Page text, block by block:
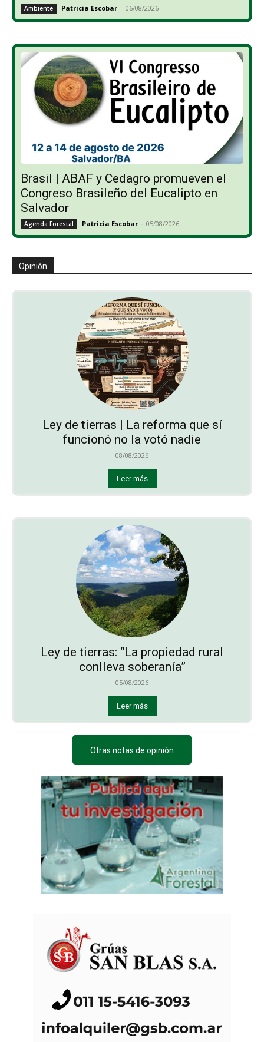
Ambiente Patricia Escobar - 06/08/2026
Brasil | ABAF y Cedagro promueven el
Congreso Brasileño del Eucalipto en
Salvador
Agenda Forestal Patricia Escobar - 05/08/2026
Opinión
Ley de tierras | La reforma que sí
funcionó no la votó nadie
08/08/2026
Leer más
Ley de tierras: “La propiedad rural
conlleva soberanía”
05/08/2026
Leer más
Otras notas de opinión